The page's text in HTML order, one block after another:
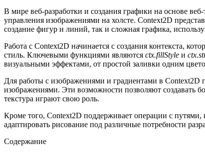
В мире веб-разработки и создания графики на основе
управления изображениями на холсте. Context2D
создание фигур и линий, так и сложная графика,
Работа с Context2D начинается с создания контекста,
стиль. Ключевыми функциями являются ctx.fillStyle и
визуальными эффектами, от простой заливки одним
Для работы с изображениями и градиентами в Context2D
изображениями. Эти возможности позволяют создавать
текстура играют свою роль.
Кроме того, Context2D поддерживает операции с
адаптировать рисование под различные потребности
Содержание